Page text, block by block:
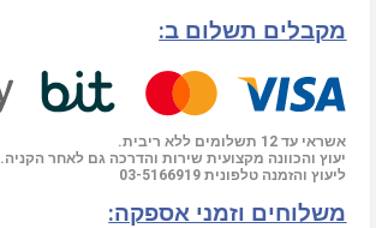
מקבלים תשלום ב:
אשראי עד 12 תשלומים ללא ריבית.
יעוץ והכוונה מקצועית שירות והדרכה גם לאחר הקניה.
ליעוץ והזמנה טלפונית 03-5166919
משלוחים וזמני אספקה: